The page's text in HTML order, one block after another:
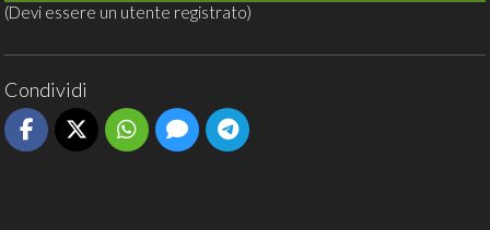
(Devi essere un utente registrato)
Condividi